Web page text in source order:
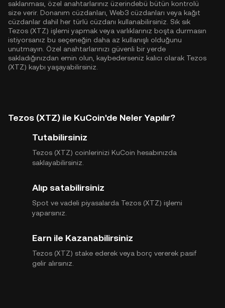
saklanması, özel anahtarlarınız üzerindebü bütün kontrolü
size verir. Donanım cüzdanları, Web3 cüzdanları veya kağıt
cüzdanlar dahil her türlü cüzdanı kullanabilirsiniz. Sık sık
Tezos (XTZ) işlemi yapmak veya varlıklarınız boşta durmasın
istiyorsanız bu seçeneğin daha az kullanışlı olduğunu
unutmayın. Özel anahtarlarınızı güvenli bir yerde
sakladığınızdan emin olun, kaybederseniz kalıcı olarak Tezos
(XTZ) kaybı yaşayabilirsiniz.
Tezos (XTZ) ile KuCoin'de Neler Yapılır?
Tutabilirsiniz
Tezos (XTZ) coinlerinizi KuCoin hesabınızda
saklayabilirsiniz.
Alıp satabilirsiniz
Spot ve vadeli piyasalarda Tezos (XTZ) işlemi
yaparsınız.
Earn ile Kazanabilirsiniz
Tezos (XTZ) stake ederek veya borç vererek pasif
gelir alırsınız.